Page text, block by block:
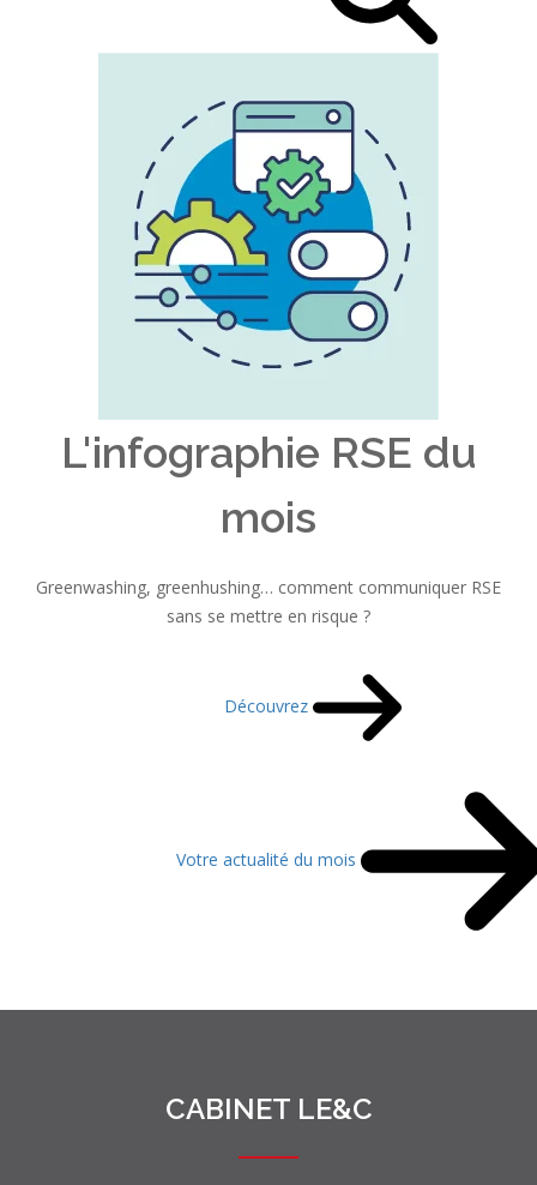
L'infographie RSE du
mois
Greenwashing, greenhushing… comment communiquer RSE
sans se mettre en risque ?
Découvrez
Votre actualité du mois
CABINET LE&C